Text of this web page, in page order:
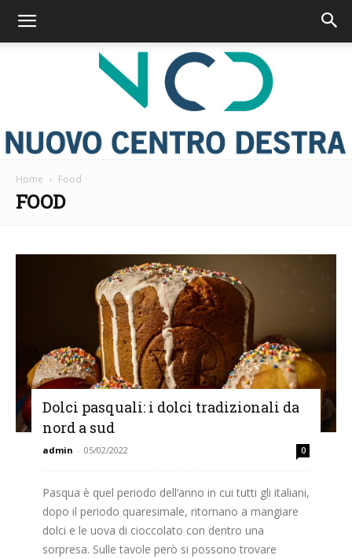
Centro
Destra
Home Food
FOOD
Dolci pasquali: i dolci tradizionali da
nord a sud
admin - 05/02/2022 0
Pasqua è quel periodo dell’anno in cui tutti gli italiani,
dopo il periodo quaresimale, ritornano a mangiare
dolci e le uova di cioccolato con dentro una
sorpresa. Sulle tavole però si possono trovare